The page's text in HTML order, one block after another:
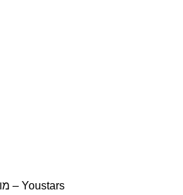
Youstars – מופע היוטיוברים של הקיץ